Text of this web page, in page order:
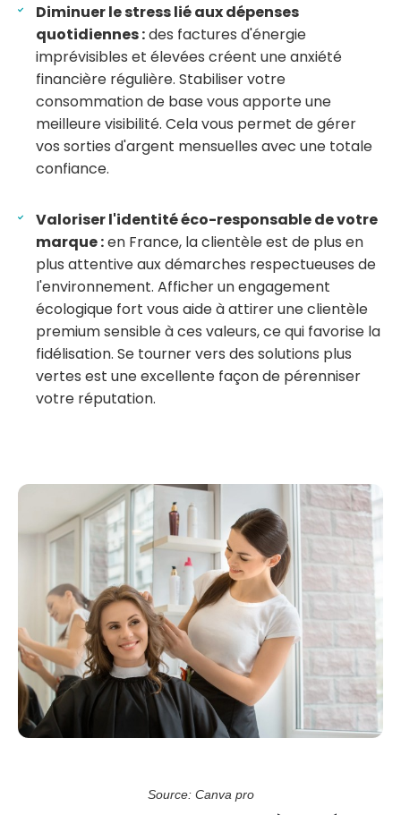
Diminuer le stress lié aux dépenses
quotidiennes :des factures d'énergie
imprévisibles et élevées créent une anxiété
financière régulière. Stabiliser votre
consommation de base vous apporte une
meilleure visibilité. Cela vous permet de gérer
vos sorties d'argent mensuelles avec une totale
confiance.
Valoriser l'identité éco-responsable de votre
marque :en France, la clientèle est de plus en
plus attentive aux démarches respectueuses de
l'environnement. Afficher un engagement
écologique fort vous aide à attirer une clientèle
premium sensible à ces valeurs, ce qui favorise la
fidélisation. Se tourner vers des solutions plus
vertes est une excellente façon de pérenniser
votre réputation.
Source: Canva pro